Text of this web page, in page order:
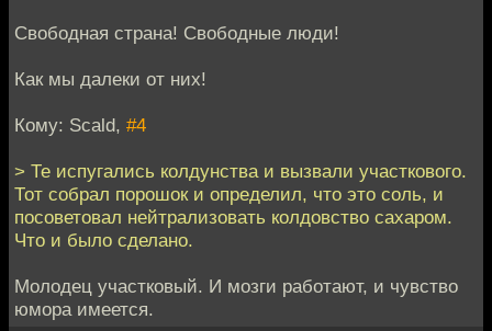
Свободная страна! Свободные люди!
Как мы далеки от них!
Кому: Scald, #4
> Те испугались колдунства и вызвали участкового.
Тот собрал порошок и определил, что это соль, и
посоветовал нейтрализовать колдовство сахаром.
Что и было сделано.
Молодец участковый. И мозги работают, и чувство
юмора имеется.